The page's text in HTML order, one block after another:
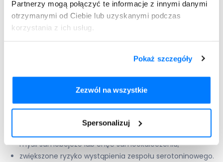
Partnerzy mogą połączyć te informacje z innymi danymi
otrzymanymi od Ciebie lub uzyskanymi podczas
korzystania z ich usług.
Pokaż szczegóły
Zezwól na wszystkie
Spersonalizuj
zaburzenia czynności wątroby;
zaburzenia czynności nerek;
stosowanie leków wpływających na krzepnięcie krwi;
podwyższone ciśnienie wewnątrzgałkowe;
gorączka, drżenie mięśni, sztywność, zmiana stanu
świadomości (po przyjęciu leku Bioxetin);
ostry lub przewlekły ból, lub inne stany leczone
myśli samobójcze lub chęć samookaleczenia;
zwiększone ryzyko wystąpienia zespołu serotoninowego.